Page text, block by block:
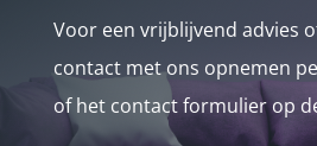
Voor een vrijblijvend advies
contact met ons opnemen
of het contact formulier op